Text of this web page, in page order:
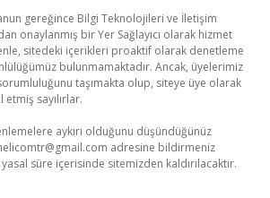
gereğince Bilgi Teknolojileri ve İletişim
onaylanmış bir Yer Sağlayıcı olarak hizmet
sitedeki içerikleri proaktif olarak denetleme
bulunmamaktadır. Ancak, üyelerimiz
taşımakta olup, siteye üye olarak
sayılırlar.
aykırı olduğunu düşündüğünüz
adresine bildirmeniz
süre içerisinde sitemizden kaldırılacaktır.